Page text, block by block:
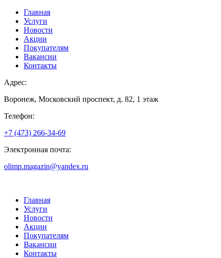
Главная
Услуги
Новости
Акции
Покупателям
Вакансии
Контакты
Адрес:
Воронеж, Московский проспект, д. 82, 1 этаж
Телефон:
+7 (473) 266-34-69
Электронная почта:
olimp.magazin@yandex.ru
Главная
Услуги
Новости
Акции
Покупателям
Вакансии
Контакты